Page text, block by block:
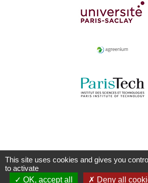
This site uses cookies and gives you
to activate
OK, accept all
Deny all